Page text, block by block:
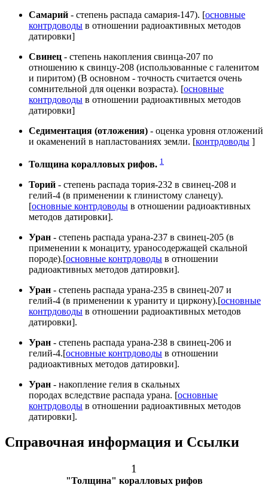
Самарий - степень распада самария-147). [основные
контрдоводы в отношении радиоактивных методов
датировки]
Свинец - степень накопления свинца-207 по
отношению к свинцу-208 (использованные с галенитом
и пиритом) (В основном - точность считается очень
сомнительной для оценки возраста). [основные
контрдоводы в отношении радиоактивных методов
датировки]
Седиментация (отложения) - оценка уровня отложений
и окаменений в напластованиях земли. [контрдоводы ]
Толщина коралловых рифов. 1
Торий - степень распада тория-232 в свинец-208 и
гелий-4 (в применении к глинистому сланецу).
[основные контрдоводы в отношении радиоактивных
методов датировки].
Уран - степень распада урана-237 в свинец-205 (в
применении к монациту, ураносодержащей скальной
породе).[основные контрдоводы в отношении
радиоактивных методов датировки].
Уран - степень распада урана-235 в свинец-207 и
гелий-4 (в применении к ураниту и циркону).[основные
контрдоводы в отношении радиоактивных методов
датировки].
Уран - степень распада урана-238 в свинец-206 и
гелий-4.[основные контрдоводы в отношении
радиоактивных методов датировки].
Уран - накопление гелия в скальных
породах вследствие распада урана. [основные
контрдоводы в отношении радиоактивных методов
датировки].
Справочная информация и Ссылки
1
"Толщина" коралловых рифов